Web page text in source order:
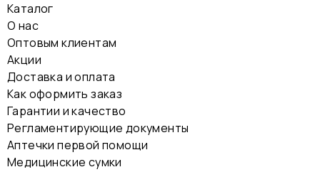
Каталог
О нас
Оптовым клиентам
Акции
Доставка и оплата
Как оформить заказ
Гарантии и качество
Регламентирующие документы
Аптечки первой помощи
Медицинские сумки